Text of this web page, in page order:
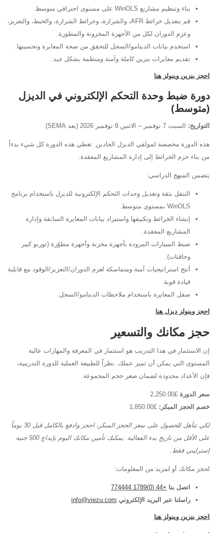
بناء وتنظيم مشاريع WinOLS على مستوى احترافي متوسط.
قم بتعديل خرائط AFR، والشرارة، وخرائط الشرارة، والخبط، والتعزيز،
وعزم الدوران لكل من الأجهزة المخزونة والمطورة.
استخدم بيانات الدينامو/السجل للتحقق من صحة المعايرة وتحسينها.
تقديم معايرات بنزين كاملة وآمنة ومنظمة بشكل جيد.
احجز بنزين وينولز هنا
دورة ضبط وحدة التحكم الإلكتروني في الديزل
(متوسط)
التواريخ: السبت 7 نوفمبر – الاثنين 9 نوفمبر 2026 (بعد SEMA)
هذه الدورة مخصصة لمولفي الديزل الجادين. تغطي هذه الدورة كل شيء بدءاً
من بناء حزم الخرائط إلى إدارة المشاريع المعقدة.
يتضمن المنهج الدراسي:
التنقل بثقة وتعديل وحدات التحكم الإلكترونية للديزل باستخدام برنامج
WinOLS بمستوى متوسط.
إنشاء الخرائط وتكييفها واستيراد بيانات المعايرة السابقة وإدارة
المشاريع المعقدة.
ضبط السيارات المزودة بأجهزة مخزنة وأجهزة مطوّرة (توربو كبير
وحاقنات).
أنتج استراتيجيات آمنة ومتماسكة لعزم الدوران/التعزيز/الوقود مع قابلية
قيادة قوية.
صقل المعايرة باستخدام ملاحظات الدينامو/السجل.
احجز وينولز ديزل هنا
حجز مكانك والتسعير
إن الاستثمار في هذا التدريب هو استثمار في المعرفة والمهارات عالية
المستوى التي يمكن أن تميز عملك. نظراً للطبيعة العملية للدورة التدريبية،
فإن الأعداد محدودة لضمان صغر حجم المجموعة.
سعر الدورة £2,250.00
خصم الحجز المبكر: £1,850.00
لكي تتأهل للحصول على سعر الحجز المبكر، احجز وادفع بالكامل قبل 30 يوماً
على الأقل من تاريخ بدء الفعالية. يمكنك تأمين مكانك اليوم بإيداع 500 جنيه
إسترليني فقط.
لحجز مكانك أو لمزيد من المعلومات:
اتصل بنا +44 (0)1789 774444
راسلنا عبر البريد الإلكتروني info@viezu.com
احجز بنزين وينولز هنا